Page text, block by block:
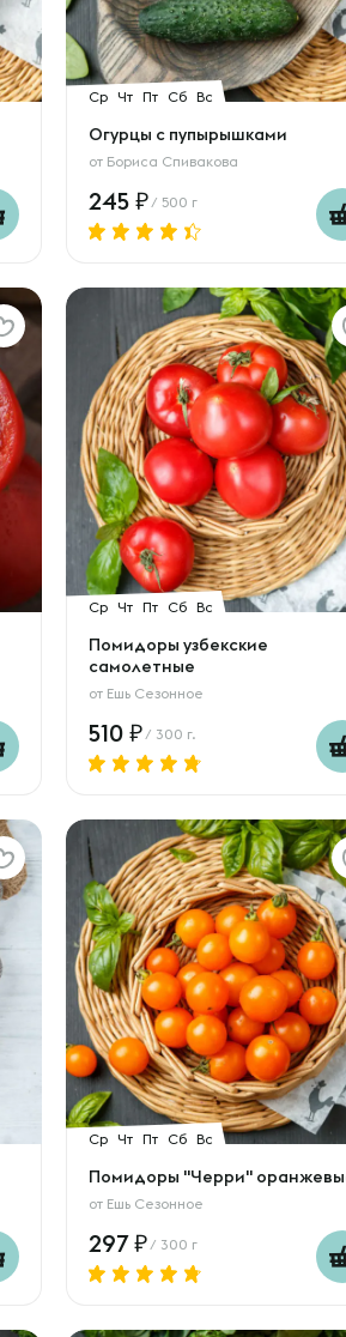
Ср Чт Пт Сб Вс
Огурцы с пупырышками
от Бориса Спивакова
245 / 500 г
Ср Чт Пт Сб Вс
Помидоры узбекские
самолетные
от Ешь Сезонное
510 / 300 г.
Ср Чт Пт Сб Вс
Помидоры "Черри"
от Ешь Сезонное
297 / 300 г